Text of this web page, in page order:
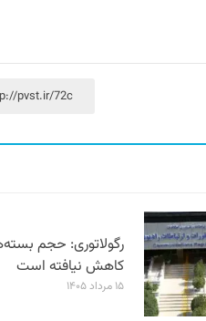
pvst.ir/72c
رگولاتوری: حجم
کاهش نیافته است
۱۵ مرداد ۱۴۰۵